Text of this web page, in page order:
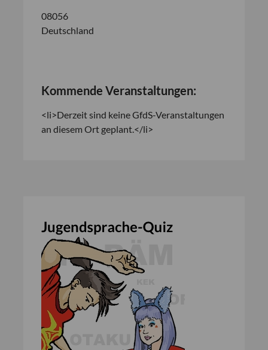
08056
Deutschland
Kommende Veranstaltungen:
<li>Derzeit sind keine GfdS-Veranstaltungen
an diesem Ort geplant.</li>